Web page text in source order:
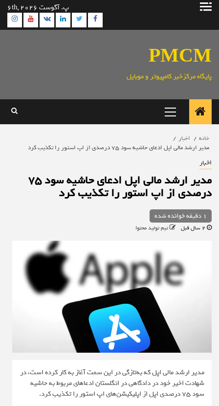
پرش
پ. آگوست 6th, 2026
Facebook
Twitter
Linkedin
VK
PMCM
پایگاه مرکزخبر کامپیوتر و موبایل
اصلی
خانه
اخبار
مدیر ارشد مالی اپل ادعای حاشیه سود ۷۵ درصدی از اپ استور را تکذیب کرد
اخبار
مدیر ارشد مالی اپل ادعای حاشیه سود ۷۵
درصدی از اپ استور را تکذیب کرد
1 دقیقه خوانده شده
تیم تولید محتوا
مدیر ارشد مالی اپل که به‌تازگی در این سمت آغاز به کار کرده است، در
شهادت اخیر خود در دادگاهی در انگلستان ادعاهای مربوط به حاشیه
سود ۷۵ درصدی اپل از اپلیکیشن‌های اپ استور را تکذیب کرد.